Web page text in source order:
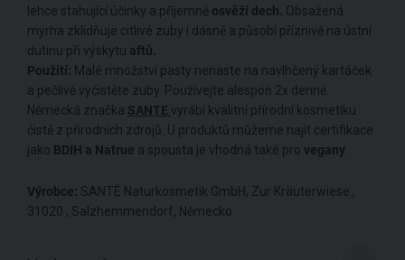
lehce stahující účinky a příjemně osvěží dech. Obsažená
myrha zklidňuje citlivé zuby i dásně a působí příznivě na ústní
dutinu při výskytu aftů.
Použití: Malé množství pasty nenaste na navlhčený kartáček
a pečlivě vyčistěte zuby. Používejte alespoň 2x denně.
Německá značka SANTE vyrábí kvalitní přírodní kosmetiku
čistě z přírodních zdrojů. U produktů můžeme najít certifikace
jako BDIH a Natrue a spousta je vhodná také pro vegany.
Výrobce: SANTÉ Naturkosmetik GmbH, Zur Kräuterwiese ,
31020 , Salzhemmendorf, Německo